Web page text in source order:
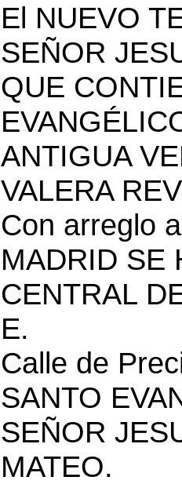
El NUEVO
SEÑOR
QUE
ANTIGUA
VALERA
Con arreglo
MADRID SE
CENTRAL
E.
Calle de
SANTO
SEÑOR
MATEO.